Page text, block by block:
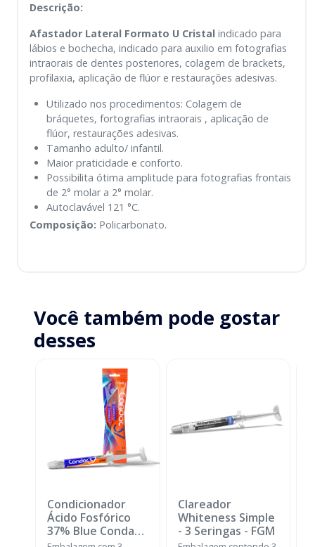
Descrição:
Afastador Lateral Formato U Cristal indicado para
lábios e bochecha, indicado para auxilio em fotografias
intraorais de dentes posteriores, colagem de brackets,
profilaxia, aplicação de flúor e restaurações adesivas.
Utilizado nos procedimentos: Colagem de
bráquetes, fortografias intraorais , aplicação de
flúor, restaurações adesivas.
Tamanho adulto/ infantil.
Maior praticidade e conforto.
Possibilita ótima amplitude para fotografias frontais
de 2° molar a 2° molar.
Autoclavável 121 °C.
Composição: Policarbonato.
Você também pode gostar
desses
Condicionador
Ácido Fosfórico
37% Blue Condac-
Clareador
Whiteness Simple
- 3 Seringas - FGM